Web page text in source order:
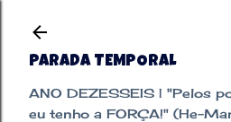
PARADA TEMPORAL
ANO DEZESSEIS | "Pelos
eu tenho a FORÇA!" (He-